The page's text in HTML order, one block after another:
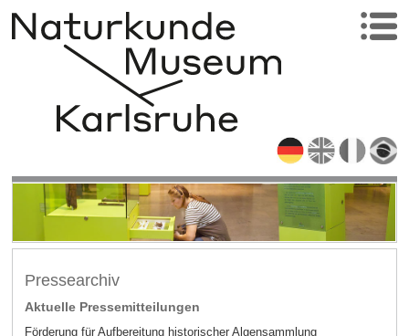
Pressearchiv
Aktuelle Pressemitteilungen
Förderung für Aufbereitung historischer Algensammlung